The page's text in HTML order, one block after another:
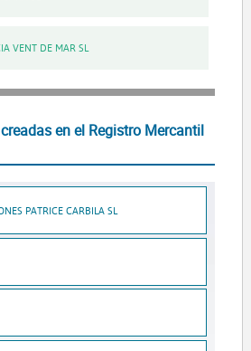
VENT DE MAR SL
en el Registro Mercantil
PATRICE CARBILA SL